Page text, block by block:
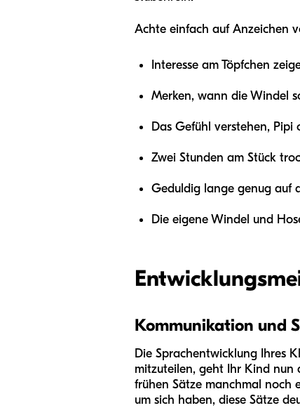
Achte einfach auf Anzeichen
Interesse am Töpfchen
Merken, wann die Windel
Das Gefühl verstehen, Pipi
Zwei Stunden am Stück
Geduldig lange genug auf
Die eigene Windel und
Kommunikation und
Die Sprachentwicklung Ihres
mitzuteilen, geht Ihr Kind nun
frühen Sätze manchmal noch
um sich haben, diese Sätze